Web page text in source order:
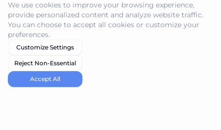
We use cookies to improve your browsing experience,
provide personalized content and analyze website traffic.
You can choose to accept all cookies or customize your
preferences.
Customize Settings
Reject Non-Essential
Accept All